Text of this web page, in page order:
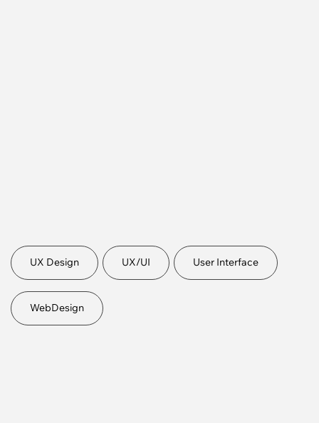
UХ Design UХ/UI User Interface
WebDesign